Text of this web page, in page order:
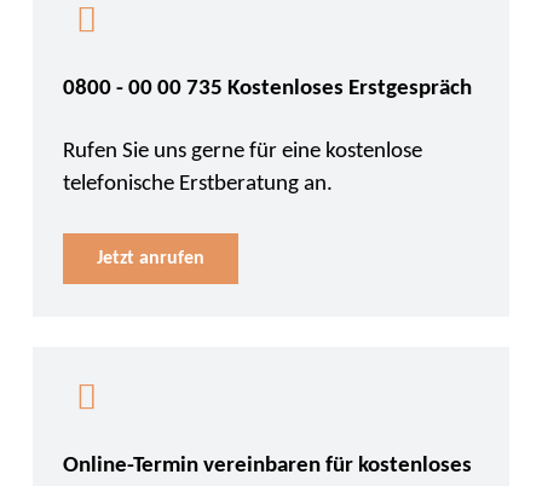
0800 - 00 00 735 Kostenloses Erstgespräch
Rufen Sie uns gerne für eine kostenlose
telefonische Erstberatung an.
Jetzt anrufen
Online-Termin vereinbaren für kostenloses